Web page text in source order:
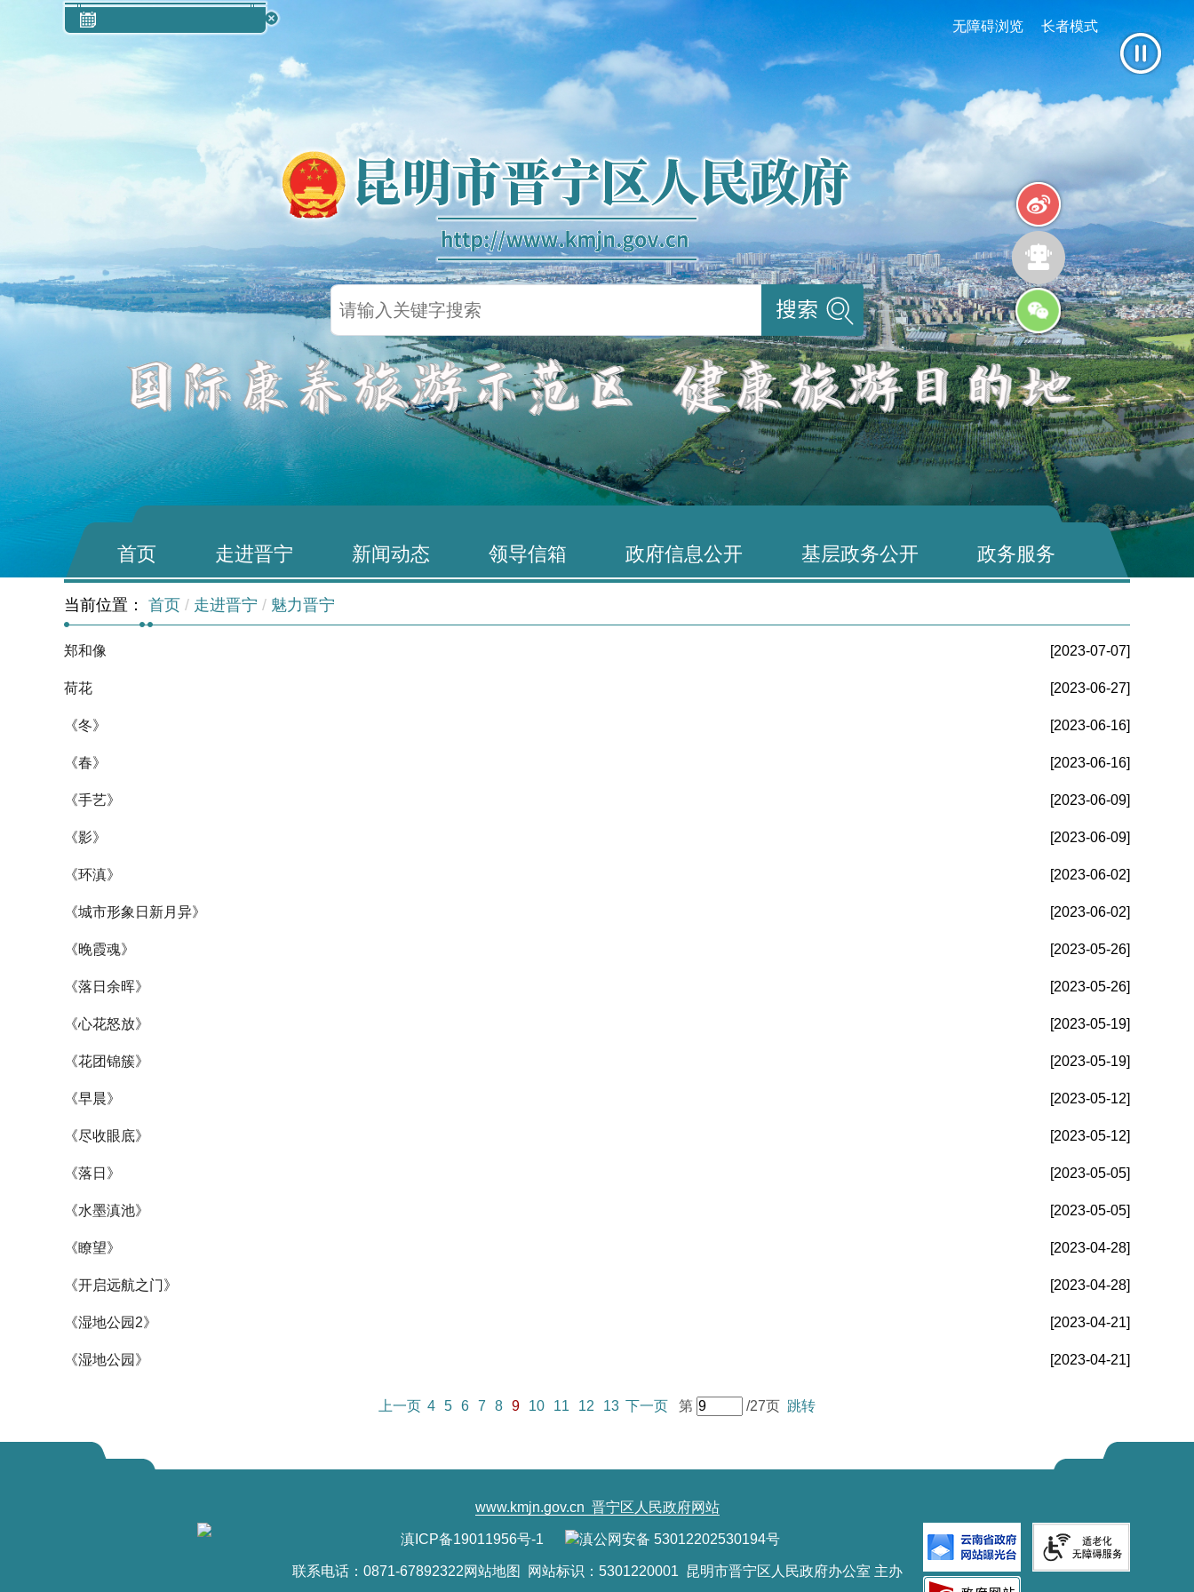
无障碍浏览 长者模式
首页 走进晋宁 新闻动态 领导信箱 政府信息公开 基层政务公开 政务服务
当前位置： 首页 / 走进晋宁 / 魅力晋宁
郑和像 [2023-07-07]
荷花 [2023-06-27]
《冬》 [2023-06-16]
《春》 [2023-06-16]
《手艺》 [2023-06-09]
《影》 [2023-06-09]
《环滇》 [2023-06-02]
《城市形象日新月异》 [2023-06-02]
《晚霞魂》 [2023-05-26]
《落日余晖》 [2023-05-26]
《心花怒放》 [2023-05-19]
《花团锦簇》 [2023-05-19]
《早晨》 [2023-05-12]
《尽收眼底》 [2023-05-12]
《落日》 [2023-05-05]
《水墨滇池》 [2023-05-05]
《瞭望》 [2023-04-28]
《开启远航之门》 [2023-04-28]
《湿地公园2》​ [2023-04-21]
《湿地公园》 [2023-04-21]
上一页 4 5 6 7 8 9 10 11 12 13 下一页 第 /27页 跳转
www.kmjn.gov.cn 晋宁区人民政府网站
滇ICP备19011956号-1 滇公网安备 53012202530194号
联系电话：0871-67892322网站地图 网站标识：5301220001 昆明市晋宁区人民政府办公室 主办